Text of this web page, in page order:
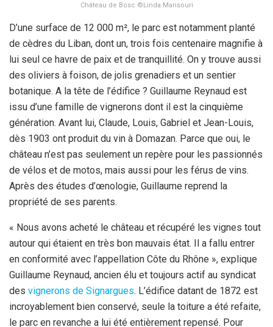
Château de Bosc ©Linda Mansouri
D’une surface de 12 000 m², le parc est notamment planté
de cèdres du Liban, dont un, trois fois centenaire magnifie à
lui seul ce havre de paix et de tranquillité. On y trouve aussi
des oliviers à foison, de jolis grenadiers et un sentier
botanique. A la tête de l’édifice ? Guillaume Reynaud est
issu d’une famille de vignerons dont il est la cinquième
génération. Avant lui, Claude, Louis, Gabriel et Jean-Louis,
dès 1903 ont produit du vin à Domazan. Parce que oui, le
château n’est pas seulement un repère pour les passionnés
de vélos et de motos, mais aussi pour les férus de vins.
Après des études d’œnologie, Guillaume reprend la
propriété de ses parents.
« Nous avons acheté le château et récupéré les vignes tout
autour qui étaient en très bon mauvais état. Il a fallu entrer
en conformité avec l’appellation Côte du Rhône », explique
Guillaume Reynaud, ancien élu et toujours actif au syndicat
des vignerons de Signargues. L’édifice datant de 1872 est
incroyablement bien conservé, seule la toiture a été refaite,
le parc en revanche a lui été entièrement repensé. Pour